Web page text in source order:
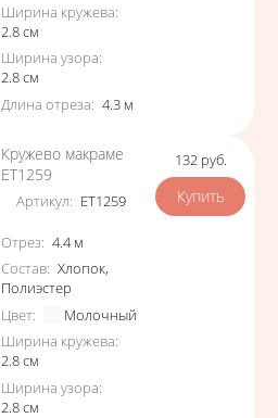
Ширина кружева:
2.8см
Ширина узора:
2.8см
Длина отреза: 4.3 м
Кружево макраме
ЕТ1259
Артикул: ЕТ1259
Характеристики
Отрез: 4.4 м
Состав: Хлопок,
Полиэстер
Цвет:
Молочный
Ширина кружева:
2.8см
Ширина узора:
2.8см
Цена
132 руб.